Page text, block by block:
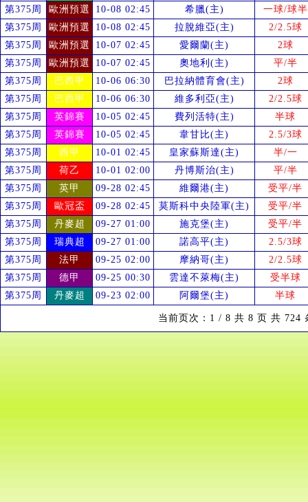
第375周
歐洲預選 10-08 02:45 希臘(主)
一球/球半
第375周
歐洲預選 10-08 02:45 拉脫維亞(主)
2/2.5球
第375周
歐洲預選 10-07 02:45 愛爾蘭(主)
2球
第375周
歐洲預選 10-07 02:45 奧地利(主)
平/半
第375周
巴西甲 10-06 06:30 巴拉納體育會(主)
2球
第375周
巴西甲 10-06 06:30 維多利亞(主)
2/2.5球
第375周
英錦賽 10-05 02:45 費列活特(主)
半球
第375周
英錦賽 10-05 02:45 韋甘比(主)
2.5/3球
第375周
西甲 10-01 02:45 皇家蘇斯達(主)
半/一
第375周
荷乙 10-01 02:00 丹博斯治(主)
平/半
第375周
英甲 09-28 02:45 維爾港(主) 受平/半
第375周
歐冠盃 09-28 02:45 莫斯科中央陸軍(主) 受平/半
第375周
丹麥超 09-27 01:00 施克堡(主) 受平/半
第375周
瑞典超 09-27 01:00 諾高平(主)
2.5/3球
第375周
法甲 09-25 02:00 摩納哥(主)
2/2.5球
第375周
德甲 09-25 00:30 雲達不萊梅(主) 受半球
第375周
丹麥超 09-23 02:00 阿爾堡(主) 半球
当前页次：1 / 8 共 8 页 共